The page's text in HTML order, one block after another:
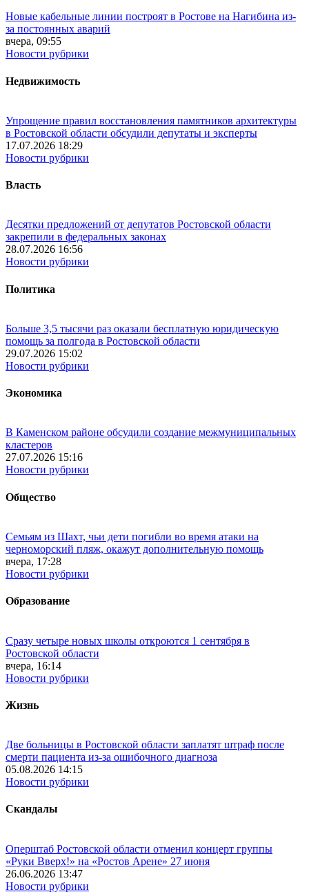
Новые кабельные линии построят в Ростове на Нагибина из-
за постоянных аварий
вчера, 09:55
Новости рубрики
Недвижимость
Упрощение правил восстановления памятников архитектуры
в Ростовской области обсудили депутаты и эксперты
17.07.2026 18:29
Новости рубрики
Власть
Десятки предложений от депутатов Ростовской области
закрепили в федеральных законах
28.07.2026 16:56
Новости рубрики
Политика
Больше 3,5 тысячи раз оказали бесплатную юридическую
помощь за полгода в Ростовской области
29.07.2026 15:02
Новости рубрики
Экономика
В Каменском районе обсудили создание межмуниципальных
кластеров
27.07.2026 15:16
Новости рубрики
Общество
Семьям из Шахт, чьи дети погибли во время атаки на
черноморский пляж, окажут дополнительную помощь
вчера, 17:28
Новости рубрики
Образование
Сразу четыре новых школы откроются 1 сентября в
Ростовской области
вчера, 16:14
Новости рубрики
Жизнь
Две больницы в Ростовской области заплатят штраф после
смерти пациента из-за ошибочного диагноза
05.08.2026 14:15
Новости рубрики
Скандалы
Оперштаб Ростовской области отменил концерт группы
«Руки Вверх!» на «Ростов Арене» 27 июня
26.06.2026 13:47
Новости рубрики